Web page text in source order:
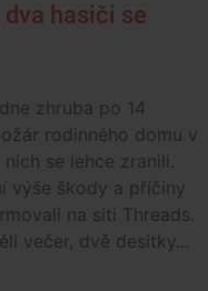
hasiči se
zhruba po 14
rodinného domu v
se lehce zranili.
výše škody a příčiny
na síti Threads.
večer, dvě desítky...